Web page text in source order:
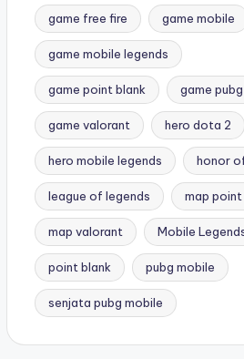
game free fire game mobile
game mobile legends
game point blank game
game valorant hero dota 2
hero mobile legends honor
league of legends map point
map valorant Mobile
point blank pubg mobile
senjata pubg mobile